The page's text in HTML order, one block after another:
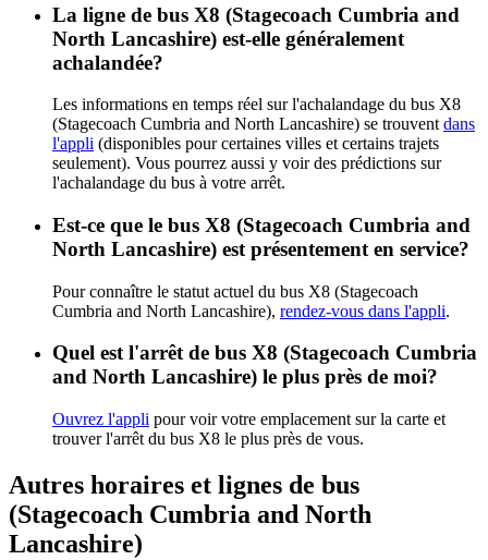
La ligne de bus X8 (Stagecoach Cumbria and
North Lancashire) est-elle généralement
achalandée?
Les informations en temps réel sur l'achalandage du bus X8
(Stagecoach Cumbria and North Lancashire) se trouvent dans
l'appli (disponibles pour certaines villes et certains trajets
seulement). Vous pourrez aussi y voir des prédictions sur
l'achalandage du bus à votre arrêt.
Est-ce que le bus X8 (Stagecoach Cumbria and
North Lancashire) est présentement en service?
Pour connaître le statut actuel du bus X8 (Stagecoach
Cumbria and North Lancashire), rendez-vous dans l'appli.
Quel est l'arrêt de bus X8 (Stagecoach Cumbria
and North Lancashire) le plus près de moi?
Ouvrez l'appli pour voir votre emplacement sur la carte et
trouver l'arrêt du bus X8 le plus près de vous.
Autres horaires et lignes de bus
(Stagecoach Cumbria and North
Lancashire)